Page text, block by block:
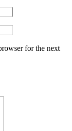
for the next